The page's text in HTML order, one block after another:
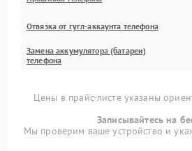
Отвязка от гугл-аккаунта телефона
Замена аккумулятора (батареи)
телефона
Цены в прайс-листе указаны
Записывайтесь на
Мы проверим ваше устройство и